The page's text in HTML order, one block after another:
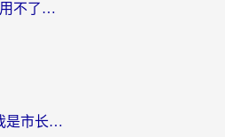
12123交管在国外怎么使用不了？海外华人必看的无缝访问国内资源指南
意大利怎么玩模拟城市我是市长？海外党国服游戏加速终极攻略（附三国3量子特攻解决办法）